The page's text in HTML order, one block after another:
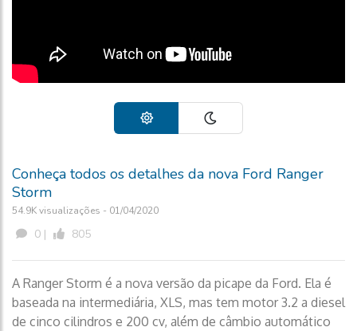
Conheça todos os detalhes da nova Ford Ranger
Storm
54.9K visualizações - 01/04/2020
0 | 805
A Ranger Storm é a nova versão da picape da Ford. Ela é
baseada na intermediária, XLS, mas tem motor 3.2 a diesel
de cinco cilindros e 200 cv, além de câmbio automático